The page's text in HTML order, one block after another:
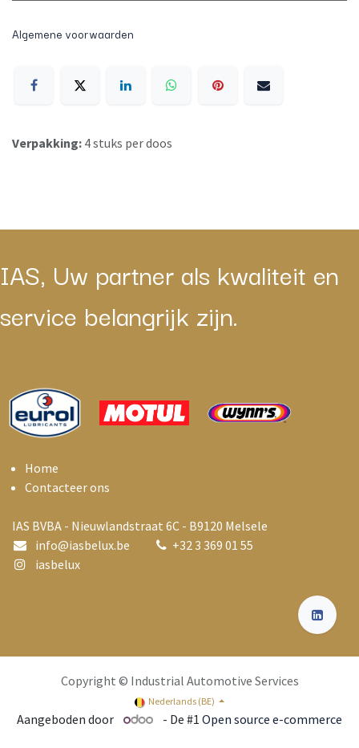
Algemene voorwaarden
Verpakking: 4 stuks per doos
IAS, Uw partner als kwaliteit en
service belangrijk zijn.
Home
Contacteer ons
IAS BVBA - Nieuwlandstraat 6C - B9120 Melsele
info@iasbelux.be +32 3 369 01 55
iasbelux
Copyright © Industrial Automotive Services
Nederlands (BE)
Aangeboden door - De #1 Open source e-commerce